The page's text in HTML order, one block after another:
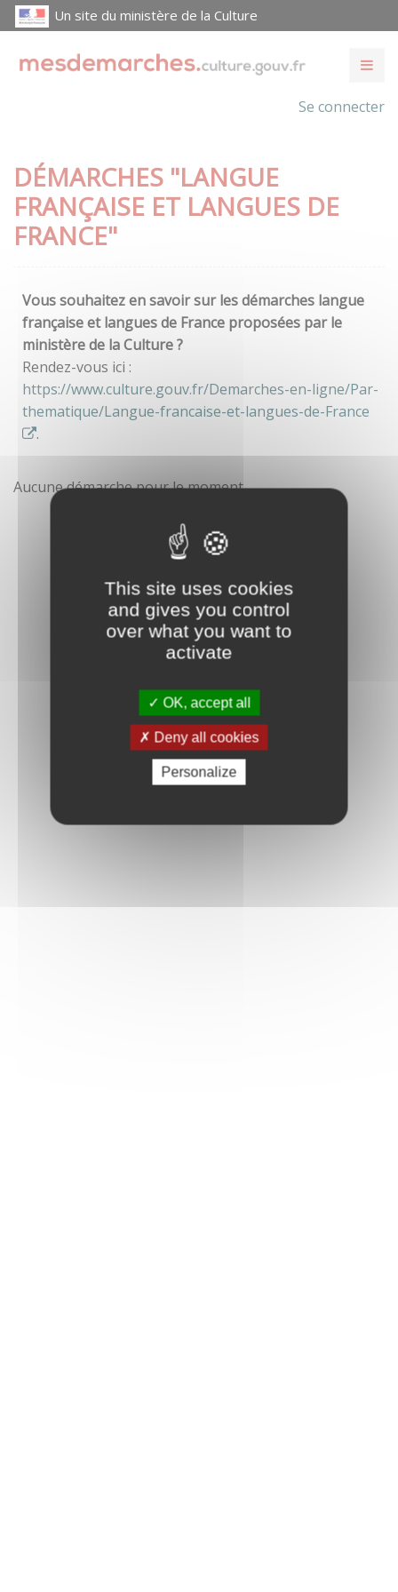
This site uses cookies
and gives you control
over what you want to
activate
OK, accept all
Deny all cookies
Personalize
Un site du ministère de la Culture
Se connecter
DÉMARCHES "LANGUE
FRANÇAISE ET LANGUES DE
FRANCE"
Vous souhaitez en savoir sur les démarches langue
française et langues de France proposées par le
ministère de la Culture ?
Rendez-vous ici :
https://www.culture.gouv.fr/Demarches-en-ligne/Par-
thematique/Langue-francaise-et-langues-de-France
.
Aucune démarche pour le moment